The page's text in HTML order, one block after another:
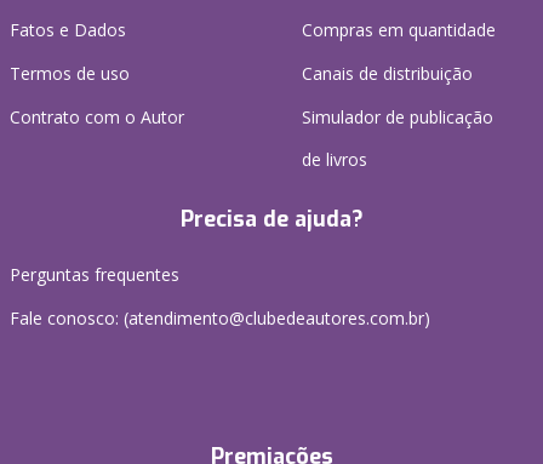
Fatos e Dados
Termos de uso
Contrato com o Autor
Compras em quantidade
Canais de distribuição
Simulador de publicação
de livros
Precisa de ajuda?
Perguntas frequentes
Fale conosco: (atendimento@clubedeautores.com.br)
Premiações